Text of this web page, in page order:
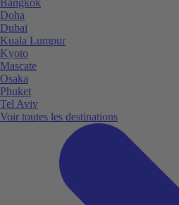
Doha
Dubaï
Kuala Lumpur
Kyoto
Mascate
Osaka
Phuket
Tel Aviv
Voir toutes les destinations